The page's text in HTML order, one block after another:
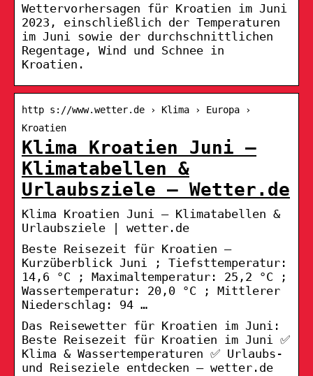
Wettervorhersagen für Kroatien im Juni
2023, einschließlich der Temperaturen
im Juni sowie der durchschnittlichen
Regentage, Wind und Schnee in
Kroatien.
http s://www.wetter.de › Klima › Europa ›
Kroatien
Klima Kroatien Juni –
Klimatabellen &
Urlaubsziele – Wetter.de
Klima Kroatien Juni – Klimatabellen &
Urlaubsziele | wetter.de
Beste Reisezeit für Kroatien –
Kurzüberblick Juni ; Tiefsttemperatur:
14,6 °C ; Maximaltemperatur: 25,2 °C ;
Wassertemperatur: 20,0 °C ; Mittlerer
Niederschlag: 94 …
Das Reisewetter für Kroatien im Juni:
Beste Reisezeit für Kroatien im Juni ✅
Klima & Wassertemperaturen ✅ Urlaubs-
und Reiseziele entdecken – wetter.de